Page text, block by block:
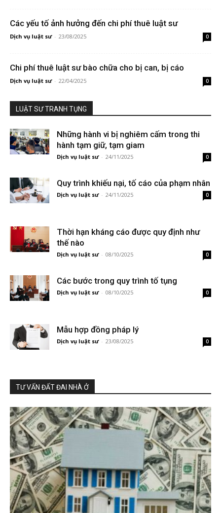
Các yếu tố ảnh hưởng đến chi phí thuê luật sư
Dịch vụ luật sư - 23/08/2025 0
Chi phí thuê luật sư bào chữa cho bị can, bị cáo
Dịch vụ luật sư - 22/04/2025 0
LUẬT SƯ TRANH TỤNG
Những hành vi bị nghiêm cấm trong thi
hành tạm giữ, tạm giam
Dịch vụ luật sư - 24/11/2025 0
Quy trình khiếu nại, tố cáo của phạm nhân
Dịch vụ luật sư - 24/11/2025 0
Thời hạn kháng cáo được quy định như
thế nào
Dịch vụ luật sư - 08/10/2025 0
Các bước trong quy trình tố tụng
Dịch vụ luật sư - 08/10/2025 0
Mẫu hợp đồng pháp lý
Dịch vụ luật sư - 23/08/2025 0
TƯ VẤN ĐẤT ĐAI NHÀ Ở